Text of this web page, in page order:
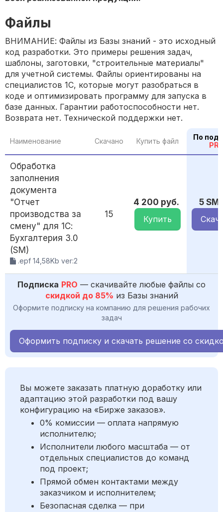
Файлы
ВНИМАНИЕ: Файлы из Базы знаний - это исходный
код разработки. Это примеры решения задач,
шаблоны, заготовки, "строительные материалы"
для учетной системы. Файлы ориентированы на
специалистов 1С, которые могут разобраться в
коде и оптимизировать программу для запуска в
базе данных. Гарантии работоспособности нет.
Возврата нет. Технической поддержки нет.
Наименование Скачано Купить файл
По
Обработка
заполнения
документа
"Отчет
производства за
смену" для 1С:
Бухгалтерия 3.0
(SM)
.epf 14,58Kb ver:2
15
4 200 руб.
Купить
5 SM
Подписка PRO — скачивайте любые файлы со
скидкой до 85% из Базы знаний
Оформите подписку на компанию для решения рабочих
задач
Оформить подписку и скачать решение со
Вы можете заказать платную доработку или
адаптацию этой разработки под вашу
конфигурацию на «Бирже заказов».
0% комиссии — оплата напрямую
исполнителю;
Исполнители любого масштаба — от
отдельных специалистов до команд
под проект;
Прямой обмен контактами между
заказчиком и исполнителем;
Безопасная сделка — при